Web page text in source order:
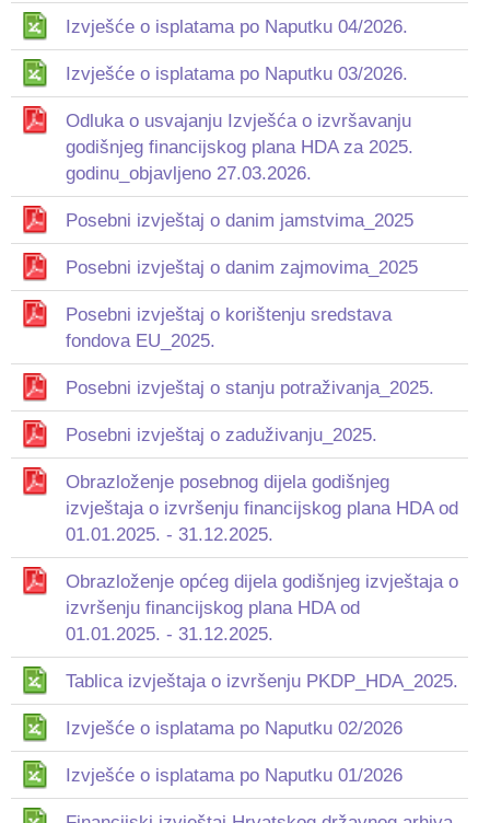
Izvješće o isplatama po Naputku 04/2026.
Izvješće o isplatama po Naputku 03/2026.
Odluka o usvajanju Izvješća o izvršavanju
godišnjeg financijskog plana HDA za 2025.
godinu_objavljeno 27.03.2026.
Posebni izvještaj o danim jamstvima_2025
Posebni izvještaj o danim zajmovima_2025
Posebni izvještaj o korištenju sredstava
fondova EU_2025.
Posebni izvještaj o stanju potraživanja_2025.
Posebni izvještaj o zaduživanju_2025.
Obrazloženje posebnog dijela godišnjeg
izvještaja o izvršenju financijskog plana HDA od
01.01.2025. - 31.12.2025.
Obrazloženje općeg dijela godišnjeg izvještaja o
izvršenju financijskog plana HDA od
01.01.2025. - 31.12.2025.
Tablica izvještaja o izvršenju PKDP_HDA_2025.
Izvješće o isplatama po Naputku 02/2026
Izvješće o isplatama po Naputku 01/2026